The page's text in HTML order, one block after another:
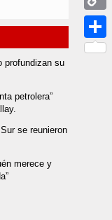
profundizan su
petrolera”
se reunieron
merece y
Copy
Link